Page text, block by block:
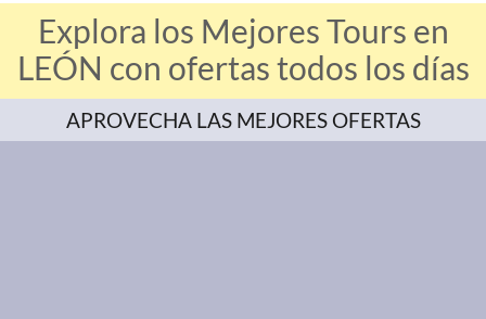
Explora los Mejores Tours en
LEÓN con ofertas todos los días
APROVECHA LAS MEJORES OFERTAS